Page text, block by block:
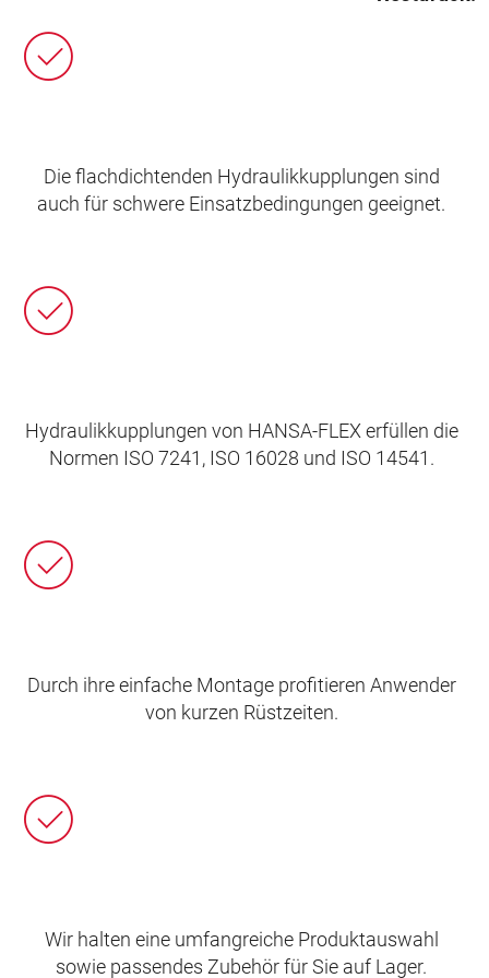
Die flachdichtenden Hydraulikkupplungen sind
auch für schwere Einsatzbedingungen geeignet.
Hydraulikkupplungen von HANSA‑FLEX erfüllen die
Normen ISO 7241, ISO 16028 und ISO 14541.
Durch ihre einfache Montage profitieren Anwender
von kurzen Rüstzeiten.
Wir halten eine umfangreiche Produktauswahl
sowie passendes Zubehör für Sie auf Lager.